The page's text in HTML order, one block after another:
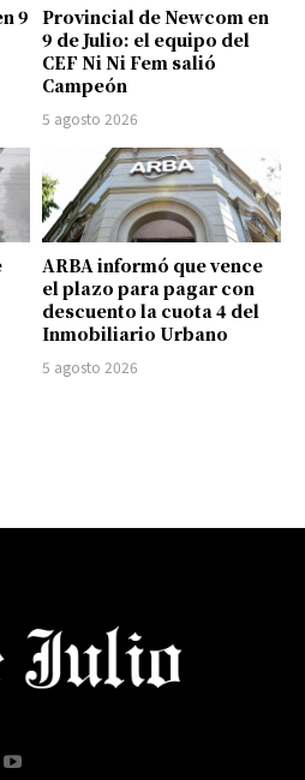
9 Provincial de Newcom en
9 de Julio: el equipo del
CEF Ni Ni Fem salió
Campeón
5 agosto 2026
ARBA informó que vence
el plazo para pagar con
descuento la cuota 4 del
Inmobiliario Urbano
5 agosto 2026